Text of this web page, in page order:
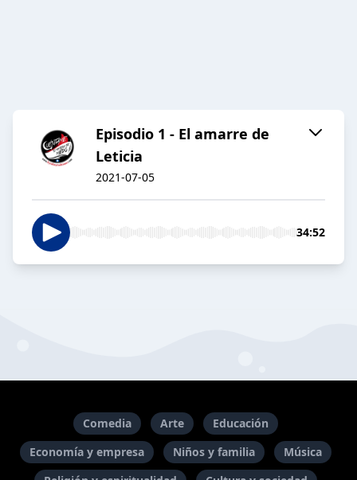
Episodio 1 - El amarre de
Leticia
2021-07-05
34:52
Comedia Arte
Educación
Economía y empresa
Niños y familia
Música